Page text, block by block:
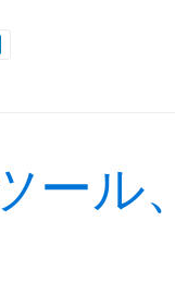
ール